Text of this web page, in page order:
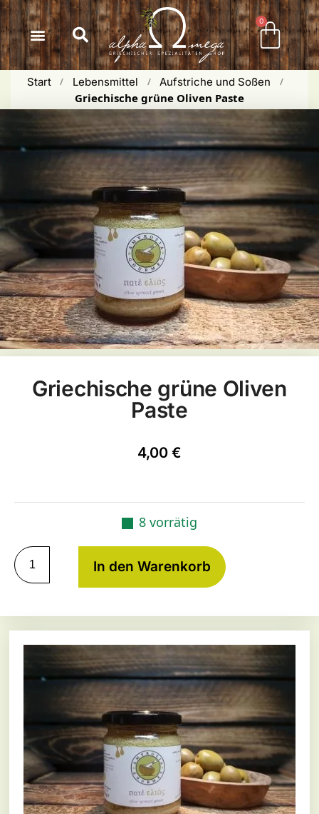
springen
0
Start / Lebensmittel / Aufstriche und Soßen /
Griechische grüne Oliven Paste
Griechische grüne Oliven
Paste
4,00 €
8 vorrätig
In den Warenkorb